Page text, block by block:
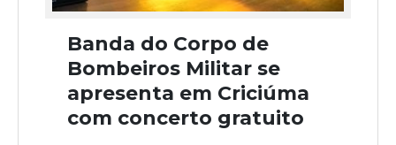
Banda do Corpo de
Bombeiros Militar se
apresenta em Criciúma
com concerto gratuito